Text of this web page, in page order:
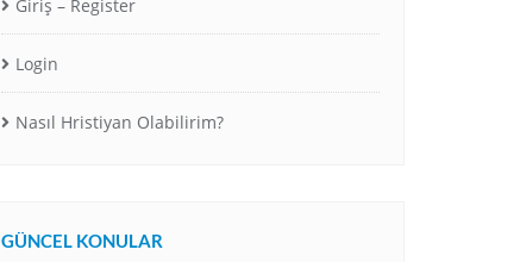
Giriş – Register
Login
Nasıl Hristiyan Olabilirim?
GÜNCEL KONULAR